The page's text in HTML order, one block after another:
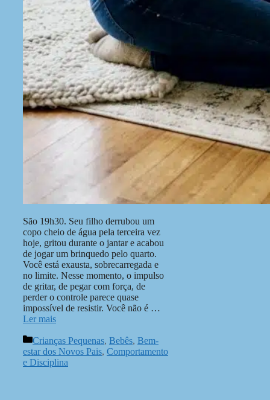
São 19h30. Seu filho derrubou um
copo cheio de água pela terceira vez
hoje, gritou durante o jantar e acabou
de jogar um brinquedo pelo quarto.
Você está exausta, sobrecarregada e
no limite. Nesse momento, o impulso
de gritar, de pegar com força, de
perder o controle parece quase
impossível de resistir. Você não é …
Ler mais
Categorias
Crianças Pequenas, Bebês, Bem-
estar dos Novos Pais, Comportamento
e Disciplina